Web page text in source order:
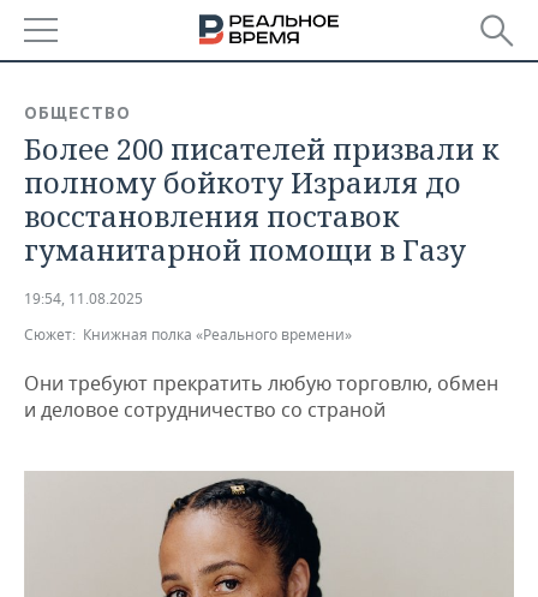
БАШКОРТОСТАН
ТАТАРСТАН
УДМУРТИЯ
НОВОСТИ
АНАЛИТИКА
НОВОСТИ АНАЛИТИКИ
ДЕКЛАРАЦИИ О ДОХОДАХ
ВУЗЫ ТАТАРСТАНА
КОМУ ПРИНАДЛЕЖАТ
ТОРГОВЫЕ ЦЕНТРЫ
ЭКОНОМИКА
НОВОСТИ ЭКОНОМИКИ
БАНКИ
БЮДЖЕТ
ПРОМЫШЛЕННОСТЬ
ПРОМЫШЛЕННОСТИ
МАШИНОСТРОЕНИЕ
НЕФТЕХИМИЯ
НОВОСТИ НЕДВИЖИМОСТИ
АВТО
НОВОСТИ АВТО
БИЗНЕС
НОВОСТИ БИЗНЕСА
РОЗНИЧНАЯ ТОРГОВЛЯ
НОВОСТИ ТЕХНОЛОГИЙ
МЕРОПРИЯТИЯ
ОБЩЕСТВО
Более 200 писателей призвали к
полному бойкоту Израиля до
восстановления поставок
гуманитарной помощи в Газу
19:54, 11.08.2025
Сюжет: Книжная полка «Реального времени»
Они требуют прекратить любую торговлю, обмен
и деловое сотрудничество со страной